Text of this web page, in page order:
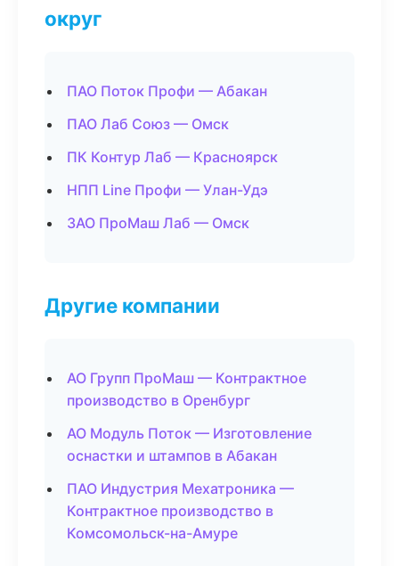
округ
ПАО Поток Профи — Абакан
ПАО Лаб Союз — Омск
ПК Контур Лаб — Красноярск
НПП Line Профи — Улан-Удэ
ЗАО ПроМаш Лаб — Омск
Другие компании
АО Групп ПроМаш — Контрактное
производство в Оренбург
АО Модуль Поток — Изготовление
оснастки и штампов в Абакан
ПАО Индустрия Мехатроника —
Контрактное производство в
Комсомольск-на-Амуре